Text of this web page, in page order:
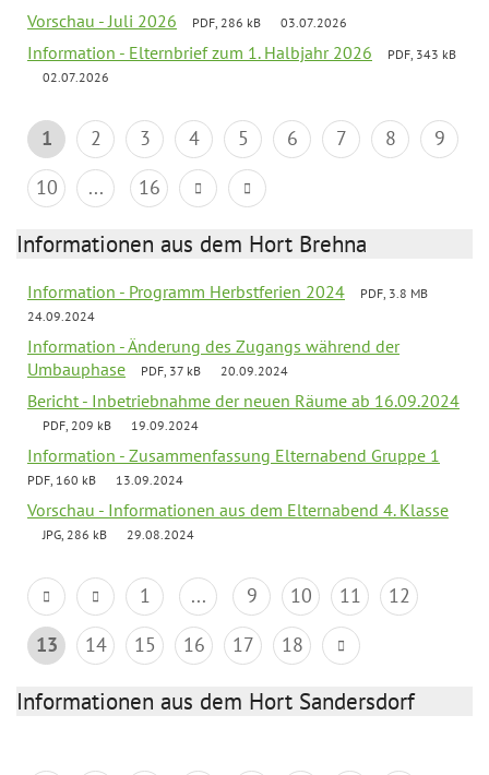
Vorschau - Juli 2026 PDF, 286 kB 03.07.2026
Information - Elternbrief zum 1. Halbjahr 2026
PDF, 343 kB
02.07.2026
1 2 3 4 5 6 7 8
9
10
... 16
Informationen aus dem Hort Brehna
Information - Programm Herbstferien 2024
PDF, 3.8 MB
24.09.2024
Information - Änderung des Zugangs während der
Umbauphase
PDF, 37 kB 20.09.2024
Bericht - Inbetriebnahme der neuen Räume ab 16.09.2024
PDF, 209 kB 19.09.2024
Information - Zusammenfassung Elternabend Gruppe 1
PDF, 160 kB 13.09.2024
Vorschau - Informationen aus dem Elternabend 4. Klasse
JPG, 286 kB 29.08.2024
1 ... 9 10 11
12
13
14 15 16 17 18
Informationen aus dem Hort Sandersdorf